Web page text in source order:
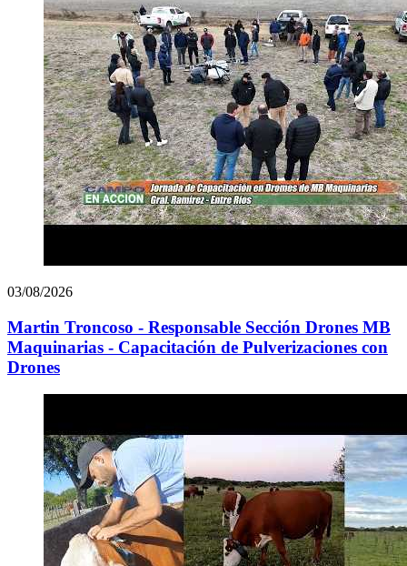
03/08/2026
Martin Troncoso - Responsable Sección Drones MB
Maquinarias - Capacitación de Pulverizaciones con
Drones